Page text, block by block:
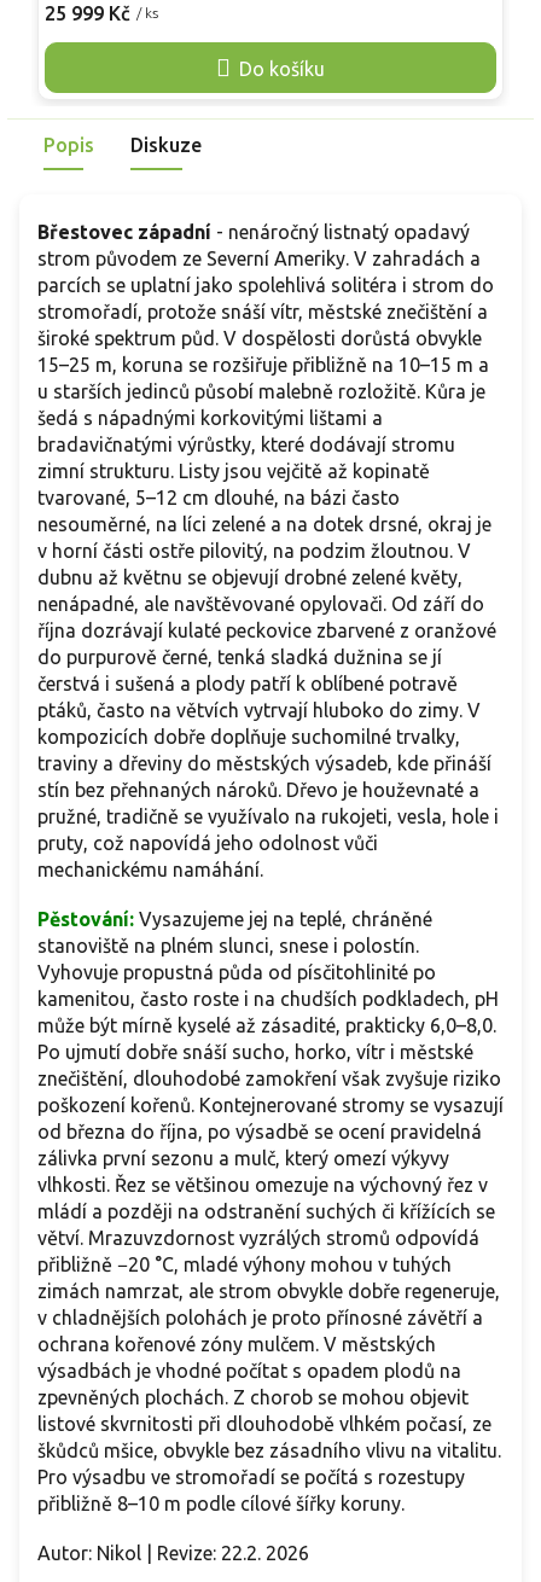
25 999 Kč / ks
Do košíku
kůra je hnědošedá a mírně rýhovitá. Listy jsou tvarově
zelené.
Popis Diskuze
Břestovec západní - nenáročný listnatý opadavý
strom původem ze Severní Ameriky. V zahradách a
parcích se uplatní jako spolehlivá solitéra i strom do
stromořadí, protože snáší vítr, městské znečištění a
široké spektrum půd. V dospělosti dorůstá obvykle
15–25 m, koruna se rozšiřuje přibližně na 10–15 m a
u starších jedinců působí malebně rozložitě. Kůra je
šedá s nápadnými korkovitými lištami a
bradavičnatými výrůstky, které dodávají stromu
zimní strukturu. Listy jsou vejčitě až kopinatě
tvarované, 5–12 cm dlouhé, na bázi často
nesouměrné, na líci zelené a na dotek drsné, okraj je
v horní části ostře pilovitý, na podzim žloutnou. V
dubnu až květnu se objevují drobné zelené květy,
nenápadné, ale navštěvované opylovači. Od září do
října dozrávají kulaté peckovice zbarvené z oranžové
do purpurově černé, tenká sladká dužnina se jí
čerstvá i sušená a plody patří k oblíbené potravě
ptáků, často na větvích vytrvají hluboko do zimy. V
kompozicích dobře doplňuje suchomilné trvalky,
traviny a dřeviny do městských výsadeb, kde přináší
stín bez přehnaných nároků. Dřevo je houževnaté a
pružné, tradičně se využívalo na rukojeti, vesla, hole i
pruty, což napovídá jeho odolnost vůči
mechanickému namáhání.
Pěstování: Vysazujeme jej na teplé, chráněné
stanoviště na plném slunci, snese i polostín.
Vyhovuje propustná půda od písčitohlinité po
kamenitou, často roste i na chudších podkladech, pH
může být mírně kyselé až zásadité, prakticky 6,0–8,0.
Po ujmutí dobře snáší sucho, horko, vítr i městské
znečištění, dlouhodobé zamokření však zvyšuje riziko
poškození kořenů. Kontejnerované stromy se vysazují
od března do října, po výsadbě se ocení pravidelná
zálivka první sezonu a mulč, který omezí výkyvy
vlhkosti. Řez se většinou omezuje na výchovný řez v
mládí a později na odstranění suchých či křížících se
větví. Mrazuvzdornost vyzrálých stromů odpovídá
přibližně −20 °C, mladé výhony mohou v tuhých
zimách namrzat, ale strom obvykle dobře regeneruje,
v chladnějších polohách je proto přínosné závětří a
ochrana kořenové zóny mulčem. V městských
výsadbách je vhodné počítat s opadem plodů na
zpevněných plochách. Z chorob se mohou objevit
listové skvrnitosti při dlouhodobě vlhkém počasí, ze
škůdců mšice, obvykle bez zásadního vlivu na vitalitu.
Pro výsadbu ve stromořadí se počítá s rozestupy
přibližně 8–10 m podle cílové šířky koruny.
Autor: Nikol | Revize: 22.2. 2026